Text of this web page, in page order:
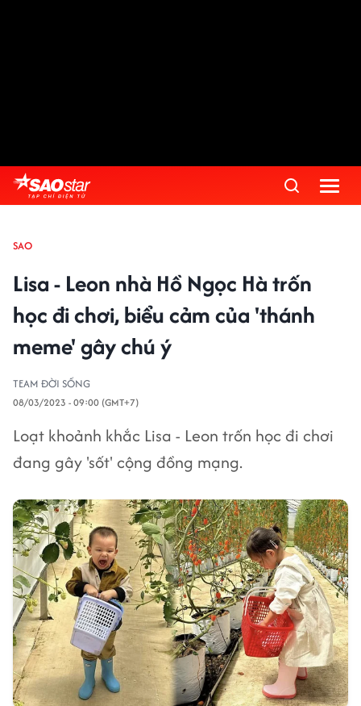
SAO
Lisa - Leon nhà Hồ Ngọc Hà trốn
học đi chơi, biểu cảm của 'thánh
meme' gây chú ý
TEAM ĐỜI SỐNG
08/03/2023 - 09:00 (GMT+7)
Loạt khoảnh khắc Lisa - Leon trốn học đi chơi
đang gây 'sốt' cộng đồng mạng.